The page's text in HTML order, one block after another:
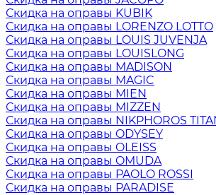
Скидка на оправы KUBIK
Скидка на оправы LORENZO LOTTO
Скидка на оправы LOUIS JUVENJA
Скидка на оправы LOUISLONG
Скидка на оправы MADISON
Скидка на оправы MAGIC
Скидка на оправы MIEN
Скидка на оправы MIZZEN
Скидка на оправы NIKPHOROS
Скидка на оправы ODYSEY
Скидка на оправы OLEISS
Скидка на оправы OMUDA
Скидка на оправы PAOLO ROSSI
Скидка на оправы PARADISE